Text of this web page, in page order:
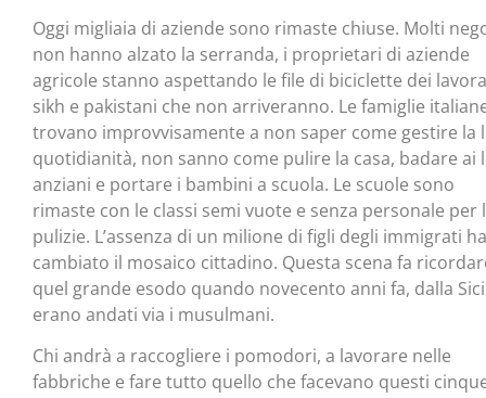
Oggi migliaia di aziende sono rimaste chiuse. Molti
non hanno alzato la serranda, i proprietari di aziende
agricole stanno aspettando le file di biciclette dei
sikh e pakistani che non arriveranno. Le famiglie
trovano improvvisamente a non saper come gestire la
quotidianità, non sanno come pulire la casa, badare ai
anziani e portare i bambini a scuola. Le scuole sono
rimaste con le classi semi vuote e senza personale per
pulizie. L’assenza di un milione di figli degli immigrati ha
cambiato il mosaico cittadino. Questa scena fa
quel grande esodo quando novecento anni fa, dalla
erano andati via i musulmani.
Chi andrà a raccogliere i pomodori, a lavorare nelle
fabbriche e fare tutto quello che facevano questi